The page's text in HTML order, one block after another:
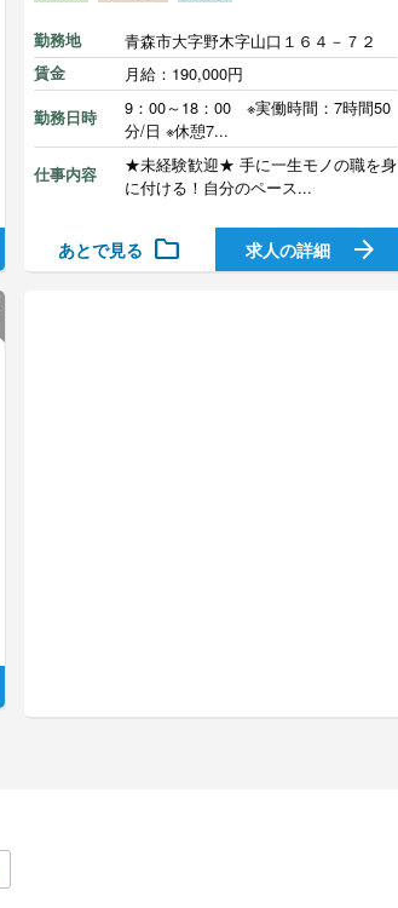
勤務地 青森市大字野木字山口１６４－７２
賃金 月給：190,000円
勤務日時
9：00～18：00 ※実働時間：7時間50
分/日 ※休憩7...
仕事内容
★未経験歓迎★ 手に一生モノの職を身
に付ける！自分のペース...
あとで見る folder 求人の詳細 arrow_forward